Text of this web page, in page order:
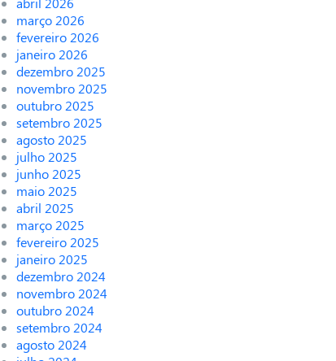
março 2026
fevereiro 2026
janeiro 2026
dezembro 2025
novembro 2025
outubro 2025
setembro 2025
agosto 2025
julho 2025
junho 2025
maio 2025
abril 2025
março 2025
fevereiro 2025
janeiro 2025
dezembro 2024
novembro 2024
outubro 2024
setembro 2024
agosto 2024